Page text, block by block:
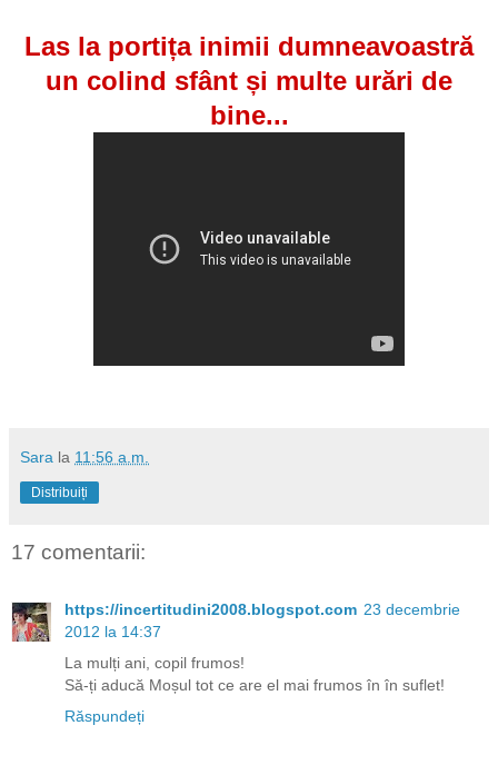
Las la portița inimii dumneavoastră
un colind sfânt și multe urări de
bine...
Sara la 11:56 a.m.
Distribuiți
17 comentarii:
https://incertitudini2008.blogspot.com 23 decembrie
2012 la 14:37
La mulți ani, copil frumos!
Să-ți aducă Moșul tot ce are el mai frumos în în suflet!
Răspundeți